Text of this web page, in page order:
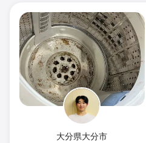
大分県大分市